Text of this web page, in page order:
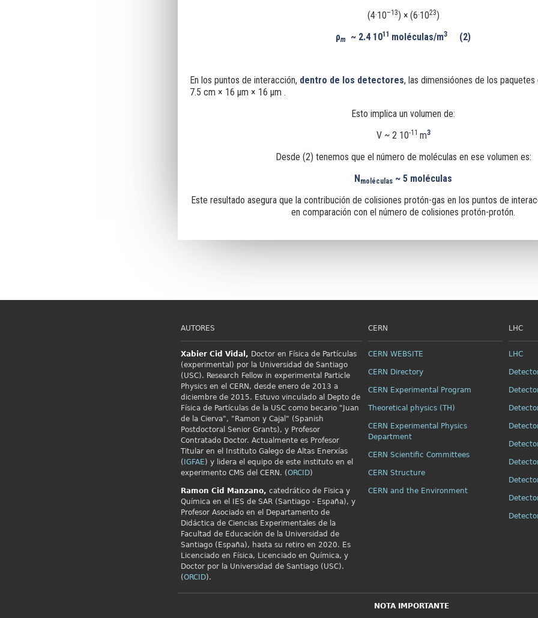
(4·10–13) × (6·1023)
ρm ~ 2.4 1011 moléculas/m3 (2)
En los puntos de interacción, dentro de los detectores, las dimensióones de los
7.5 cm × 16 μm × 16 μm .
Esto implica un volumen de:
V ~ 2 10-11 m3
Desde (2) tenemos que el número de moléculas en ese volumen es:
Nmoléculas ~ 5 moléculas
Este resultado asegura que la contribución de colisiones protón-gas en los puntos de
en comparación con el número de colisiones protón-protón.
AUTORES
Xabier Cid Vidal, Doctor en Física de Partículas
(experimental) por la Universidad de Santiago
(USC). Research Fellow in experimental Particle
Physics en el CERN, desde enero de 2013 a
diciembre de 2015. Estuvo vinculado al Depto de
Física de Partículas de la USC como becario "Juan
de la Cierva", "Ramon y Cajal" (Spanish
Postdoctoral Senior Grants), y Profesor
Contratado Doctor. Actualmente es Profesor
Titular en el Instituto Galego de Altas Enerxías
( IGFAE) y lidera el equipo de este instituto en el
experimento CMS del CERN. (ORCID)
Ramon Cid Manzano, catedrático de Fïsica y
Química en el IES de SAR (Santiago - España), y
Profesor Asociado en el Departamento de
Didáctica de Ciencias Experimentales de la
Facultad de Educación de la Universidad de
Santiago (España), hasta su retiro en 2020. Es
Licenciado en Física, Licenciado en Química, y
Doctor por la Universidad de Santiago (USC).
(ORCID).
CERN
CERN WEBSITE
CERN Directory
CERN Experimental Program
Theoretical physics (TH)
CERN Experimental Physics
Department
CERN Scientific Committees
CERN Structure
CERN and the Environment
LHC
LHC
NOTA IMPORTANTE